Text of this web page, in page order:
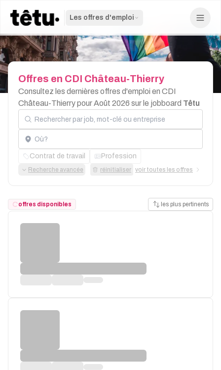
Les offres d'emploi
Offres en CDI Château-Thierry
Consultez les dernières offres d'emploi en CDI
Château-Thierry pour Août 2026 sur le jobboard Têtu
Rechercher par job, mot-clé ou entreprise
Localisation
Contrat de travail Profession
Recherche avancée réinitialiser voir toutes les offres
offres disponibles les plus pertinents